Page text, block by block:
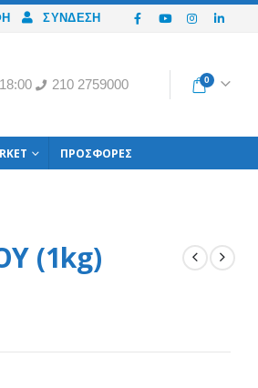
ΣΎΝΔΕΣΗ
210 2759000 0
ΠΡΟΣΦΟΡΈΣ
(1kg)